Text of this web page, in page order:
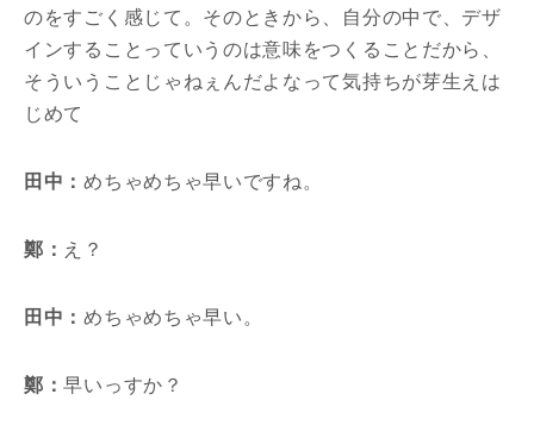
のをすごく感じて。そのときから、自分の中で、デザ
インすることっていうのは意味をつくることだから、
そういうことじゃねぇんだよなって気持ちが芽生えは
じめて
田中：めちゃめちゃ早いですね。
鄭： え？
田中：めちゃめちゃ早い。
鄭：早いっすか？